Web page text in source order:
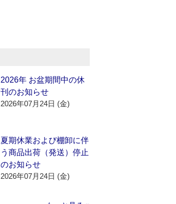
2026年 お盆期間中の休
刊のお知らせ
2026年07月24日 (金)
夏期休業および棚卸に伴
う商品出荷（発送）停止
のお知らせ
2026年07月24日 (金)